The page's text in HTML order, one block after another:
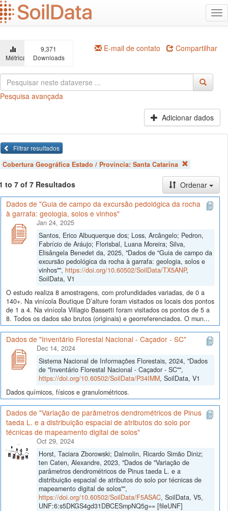
Ir
para
o
principal
Métricas
9,371
Downloads
E-mail de contato Compartilhar
Pesquisa avançada
Adicionar dados
Filtrar resultados
Cobertura Geográfica Estado / Província: Santa Catarina
to 7 of 7 Resultados
Ordenar
Dados de "Guia de campo da excursão pedológica da rocha
à garrafa: geologia, solos e vinhos"
Jan 24, 2025
Santos, Erico Albuquerque dos; Loss, Arcângelo; Pedron,
Fabrício de Aráujo; Florisbal, Luana Moreira; Silva,
Elisângela Benedet da, 2025, "Dados de "Guia de campo da
excursão pedológica da rocha à garrafa: geologia, solos e
vinhos"", https://doi.org/10.60502/SoilData/TX5ANP,
SoilData, V1
O estudo realiza 8 amostragens, com profundidades variadas, de 0 a
140+. Na vinícola Boutique D’alture foram visitados os locais dos pontos
de 1 a 4. Na vinícola Villagio Bassetti foram visitados os pontos de 5 a
8. Todos os dados são brutos (originais) e georreferenciados. O mun...
Dados de "Inventário Florestal Nacional - Caçador - SC"
Dec 14, 2024
Sistema Nacional de Informações Florestais, 2024, "Dados
de "Inventário Florestal Nacional - Caçador - SC"",
https://doi.org/10.60502/SoilData/P34IMM, SoilData, V1
Dados químicos, físicos e granulométricos.
Dados de "Variação de parâmetros dendrométricos de Pinus
taeda L. e a distribuição espacial de atributos do solo por
técnicas de mapeamento digital de solos"
Oct 29, 2024
Horst, Taciara Zborowski; Dalmolin, Ricardo Simão Diniz;
ten Caten, Alexandre, 2023, "Dados de "Variação de
parâmetros dendrométricos de Pinus taeda L. e a
distribuição espacial de atributos do solo por técnicas de
mapeamento digital de solos"",
https://doi.org/10.60502/SoilData/F5ASAC, SoilData, V5,
UNF:6:s5DKGS4gd31DBCESmpNQ5g== [fileUNF]